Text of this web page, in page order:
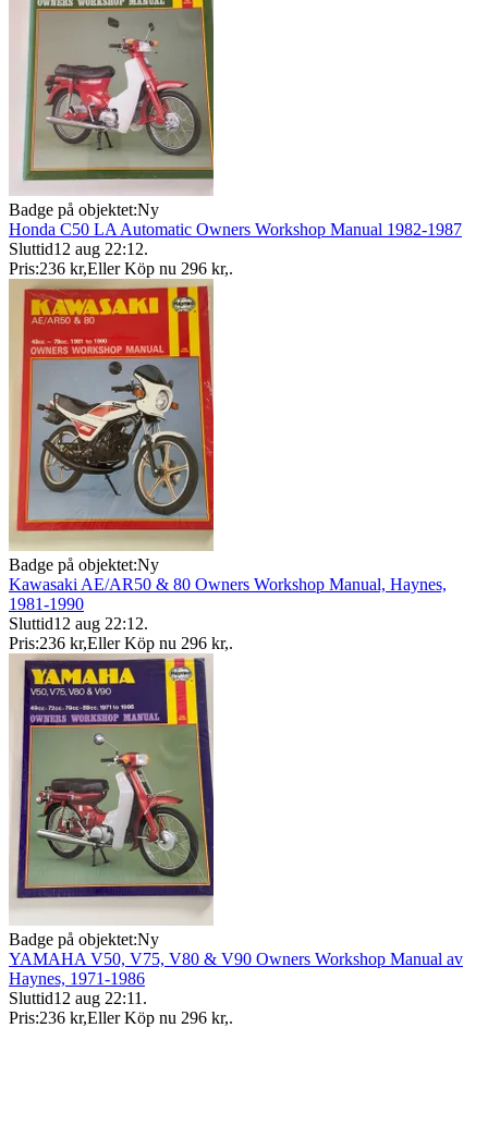
Badge på objektet:Ny
Honda C50 LA Automatic Owners Workshop Manual 1982-1987
Sluttid12 aug 22:12.
Pris:236 kr,Eller Köp nu 296 kr,.
Badge på objektet:Ny
Kawasaki AE/AR50 & 80 Owners Workshop Manual, Haynes,
1981-1990
Sluttid12 aug 22:12.
Pris:236 kr,Eller Köp nu 296 kr,.
Badge på objektet:Ny
YAMAHA V50, V75, V80 & V90 Owners Workshop Manual av
Haynes, 1971-1986
Sluttid12 aug 22:11 .
Pris:236 kr,Eller Köp nu 296 kr,.